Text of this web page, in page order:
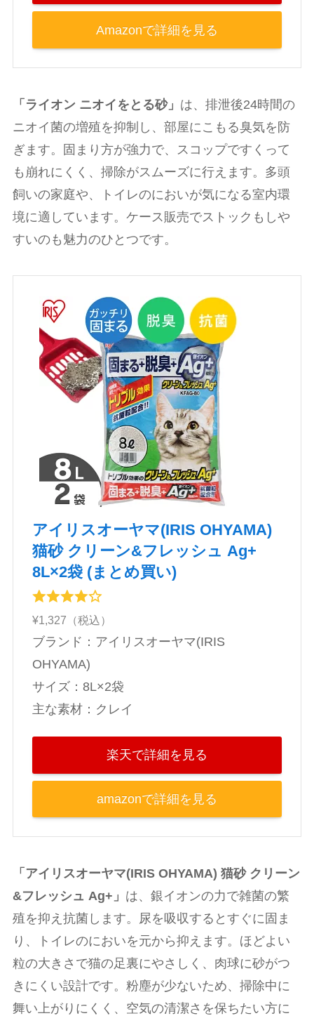
Amazonで詳細を見る
「ライオン ニオイをとる砂」 は、排泄後24時間の
ニオイ菌の増殖を抑制し、部屋にこもる臭気を防
ぎます。固まり方が強力で、スコップですくって
も崩れにくく、掃除がスムーズに行えます。多頭
飼いの家庭や、トイレのにおいが気になる室内環
境に適しています。ケース販売でストックもしや
すいのも魅力のひとつです。
アイリスオーヤマ(IRIS OHYAMA)
猫砂 クリーン&フレッシュ Ag+
8L×2袋 (まとめ買い)
¥1,327（税込）
ブランド：アイリスオーヤマ(IRIS
OHYAMA)
‎サイズ：8L×2袋
主な素材：クレイ
楽天で詳細を見る
amazonで詳細を見る
「アイリスオーヤマ(IRIS OHYAMA) 猫砂 クリーン
&フレッシュ Ag+」 は、銀イオンの力で雑菌の繁
殖を抑え抗菌します。尿を吸収するとすぐに固ま
り、トイレのにおいを元から抑えます。ほどよい
粒の大きさで猫の足裏にやさしく、肉球に砂がつ
きにくい設計です。粉塵が少ないため、掃除中に
舞い上がりにくく、空気の清潔さを保ちたい方に